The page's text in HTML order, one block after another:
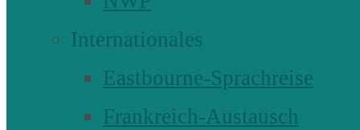
Internationales
Eastbourne-Sprachreise
Frankreich-Austausch